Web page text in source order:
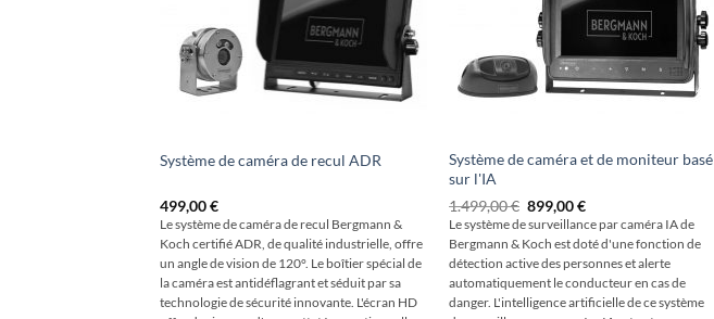
Système de caméra de recul ADR
499,00€
Le système de caméra de recul Bergmann &
Koch certifié ADR, de qualité industrielle, offre
un angle de vision de 120°. Le boîtier spécial de
la caméra est antidéflagrant et séduit par sa
technologie de sécurité innovante. L'écran HD
Système de caméra et de moniteur basé
sur l'IA
1.499,00€ Le
prix
initial
était
de
:
1
499,00
899,00€Le
prix
actuel
est
de
:
899,00
€.
Le système de surveillance par caméra IA de
Bergmann & Koch est doté d'une fonction de
détection active des personnes et alerte
automatiquement le conducteur en cas de
danger. L'intelligence artificielle de ce système